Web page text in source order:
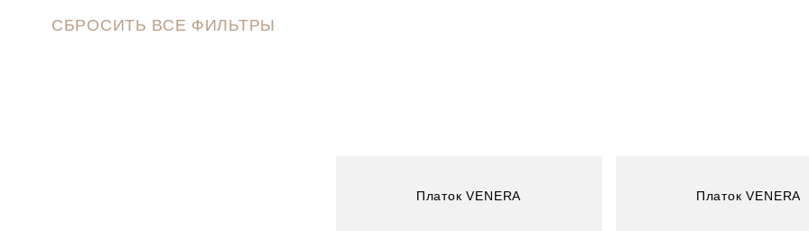
СБРОСИТЬ ВСЕ ФИЛЬТРЫ
Платок VENERA Платок VENERA